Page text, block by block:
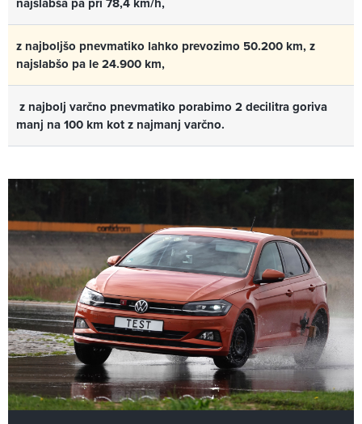
najslabša pa pri 78,4 km/h,
z najboljšo pnevmatiko lahko prevozimo 50.200 km, z
najslabšo pa le 24.900 km,
z najbolj varčno pnevmatiko porabimo 2 decilitra goriva
manj na 100 km kot z najmanj varčno.